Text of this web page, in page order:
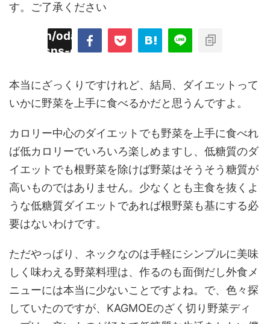
す。ご了承ください
odaiji.com/public_html/blog/wp-
sns-count-cache/sns-count-
本当にざっくりですけれど、結局、ダイエットって
いかに野菜を上手に食べるかだと思うんですよ。
カロリー中心のダイエットでも野菜を上手に食べれ
ば低カロリーでいろいろ楽しめますし、低糖質のダ
イエットでも根野菜を除けば野菜はそうそう糖質が
高いものではありません。少なくとも主食を抜くよ
うな低糖質ダイエットであれば根野菜も基にする必
要はないわけです。
ただやっぱり、ネックなのは手軽にシンプルに美味
しく味わえる野菜料理は、作るのも面倒だし外食メ
ニューには本当に少ないことですよね。で、色々探
していたのですが、KAGMOEのざく切り野菜ディ